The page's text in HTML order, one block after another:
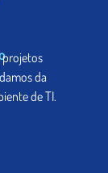
projetos
da
de TI.